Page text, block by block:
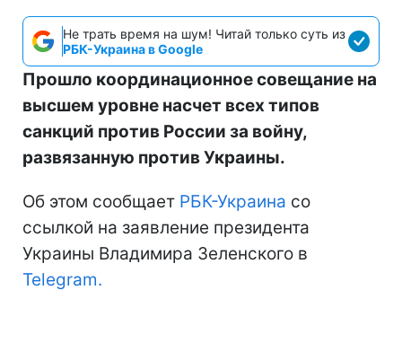
Не трать время на шум! Читай только суть из
РБК-Украина в Google
Прошло координационное совещание на
высшем уровне насчет всех типов
санкций против России за войну,
развязанную против Украины.
Об этом сообщает РБК-Украина со
ссылкой на заявление президента
Украины Владимира Зеленского в
Telegram.